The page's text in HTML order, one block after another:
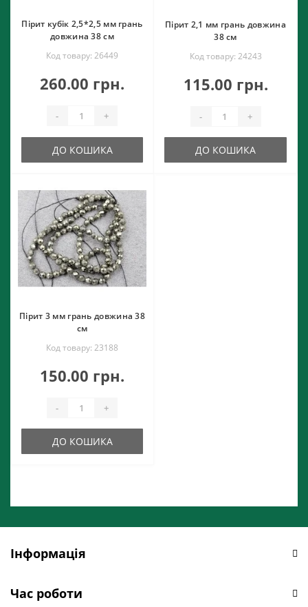
Пірит кубік 2,5*2,5 мм грань
довжина 38 см
Код товару: 26449
260.00 грн.
- +
ДО КОШИКА
Пірит 2,1 мм грань довжина
38 см
Код товару: 24243
115.00 грн.
- +
ДО КОШИКА
Пірит 3 мм грань довжина 38
см
Код товару: 23188
150.00 грн.
- +
ДО КОШИКА
Інформація
Час роботи